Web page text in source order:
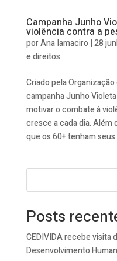
Campanha Junho
violência contra a
porAna Iamaciro |28
e direitos
Criado pela Organização
campanha Junho
motivar o combate à
cresce a cada dia. Além
que os 60+ tenham
Posts
CEDIVIDA recebe visita
Desenvolvimento